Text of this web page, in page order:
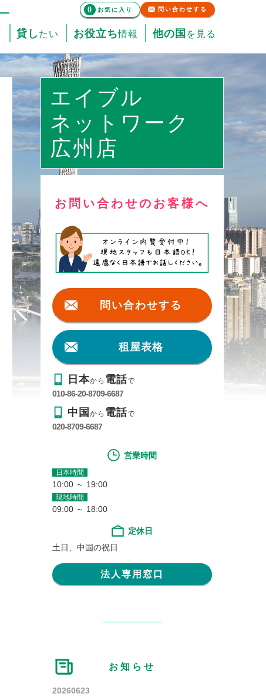
貸し たい お役立ち情報 他の国 を見る
0 お気に入り 問い合わせする
エイブル
ネットワーク
広州店
お問い合わせのお客様へ
問い合わせする
租屋表格
日本から 電話で
010-86-20-8709-6687
中国から 電話で
020-8709-6687
営業時間
日本時間
10:00 ～ 19:00
現地時間
09:00 ～ 18:00
定休日
土日、中国の祝日
法人専用窓口
お知らせ
20260623